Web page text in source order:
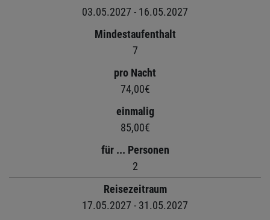
03.05.2027 - 16.05.2027
Mindestaufenthalt
7
pro Nacht
74,00€
einmalig
85,00€
für ... Personen
2
Reisezeitraum
17.05.2027 - 31.05.2027